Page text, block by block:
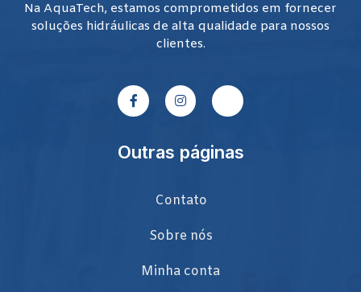
Na AquaTech, estamos comprometidos em fornecer
soluções hidráulicas de alta qualidade para nossos
clientes.
Outras páginas
Contato
Sobre nós
Minha conta